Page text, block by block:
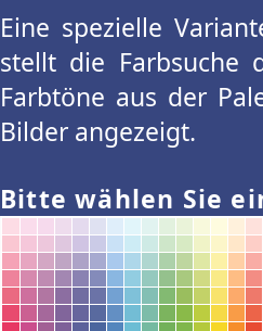
Eine spezielle
stellt die Farbsuche
Farbtöne aus der
Bilder angezeigt.
Bitte wählen Sie